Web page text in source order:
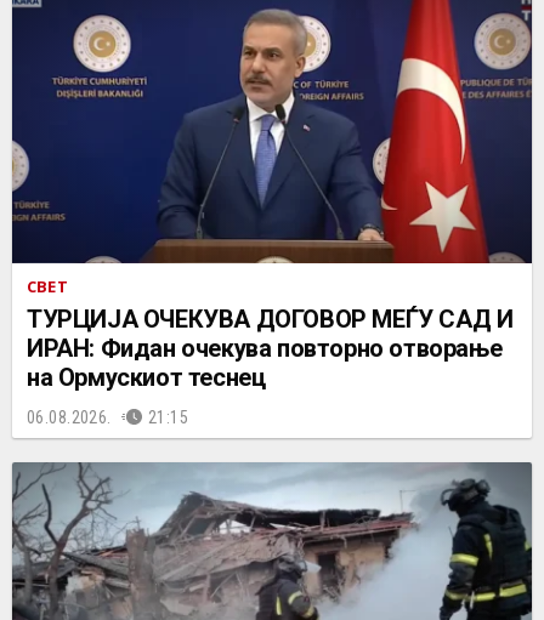
СВЕТ
ТУРЦИЈА ОЧЕКУВА ДОГОВОР МЕЃУ САД И
ИРАН: Фидан очекува повторно отворање
на Ормускиот теснец
06.08.2026. 21:15